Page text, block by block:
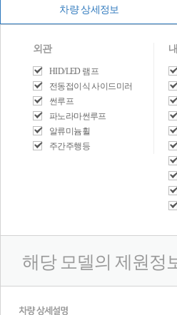
차량 상세정보
외관
HID/LED 램프
전동접이식 사이드미러
썬루프
파노라마썬루프
알류미늄휠
주간주행등
해당 모델의 제원정